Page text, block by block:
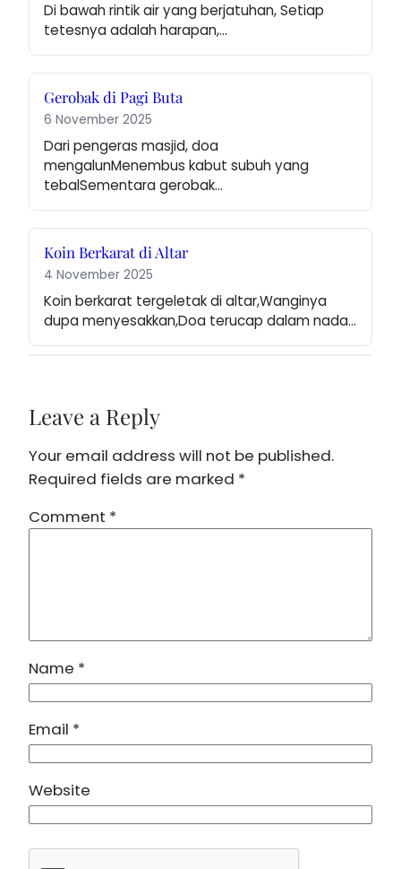
Di bawah rintik air yang berjatuhan, Setiap
tetesnya adalah harapan,…
Gerobak di Pagi Buta
6 November 2025
Dari pengeras masjid, doa
mengalunMenembus kabut subuh yang
tebalSementara gerobak…
Koin Berkarat di Altar
4 November 2025
Koin berkarat tergeletak di altar,Wanginya
dupa menyesakkan,Doa terucap dalam nada…
Leave a Reply
Your email address will not be published.
Required fields are marked *
Comment *
Name *
Email *
Website